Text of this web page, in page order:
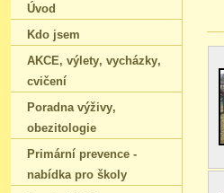
Úvod
Kdo jsem
AKCE‚ výlety‚ vycházky‚
cvičení
Poradna výživy‚
obezitologie
Primární prevence -
nabídka pro školy